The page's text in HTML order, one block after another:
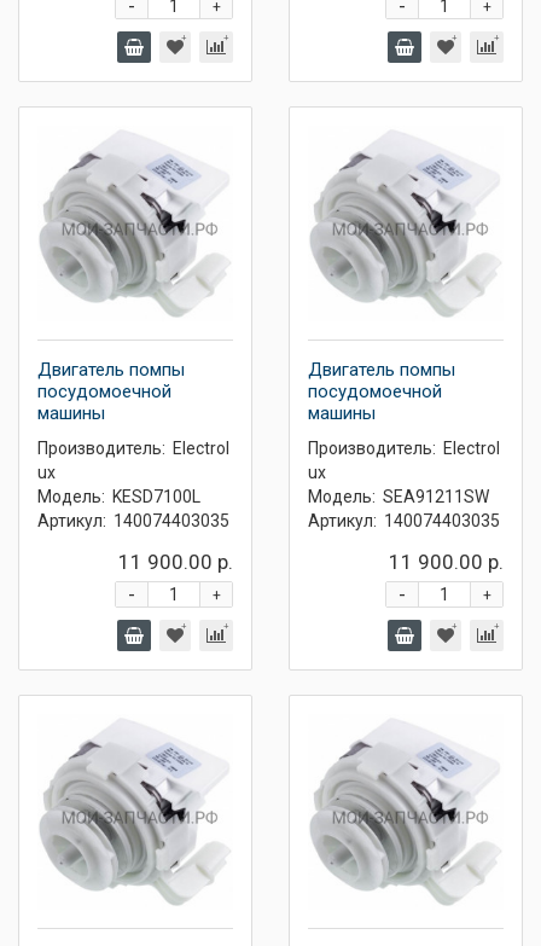
+
- +
-
Двигатель помпы
посудомоечной
машины
Производитель: Electrol
ux
Модель: KESD7100L
Артикул: 140074403035
11 900.00 р.
+
-
Двигатель помпы
посудомоечной
машины
Производитель: Electrol
ux
Модель: SEA91211SW
Артикул: 140074403035
11 900.00 р.
+
-